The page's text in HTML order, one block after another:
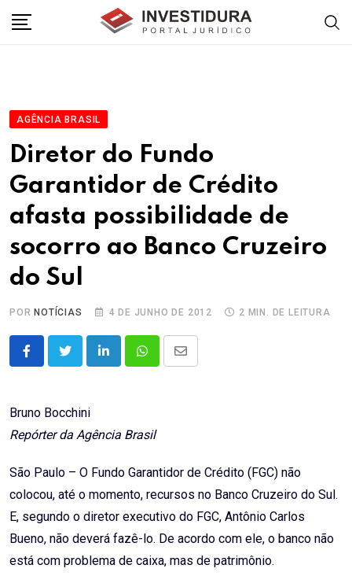
AGÊNCIA BRASIL
Diretor do Fundo
Garantidor de Crédito
afasta possibilidade de
socorro ao Banco Cruzeiro
do Sul
POR NOTÍCIAS 4 DE JUNHO DE 2012 2 MIN. DE LEITURA
LinkedInWhatsappShare
Bruno Bocchini
Repórter da Agência Brasil
São Paulo – O Fundo Garantidor de Crédito (FGC) não
colocou, até o momento, recursos no Banco Cruzeiro do Sul.
E, segundo o diretor executivo do FGC, Antônio Carlos
Bueno, não deverá fazê-lo. De acordo com ele, o banco não
está com problema de caixa, mas de patrimônio.